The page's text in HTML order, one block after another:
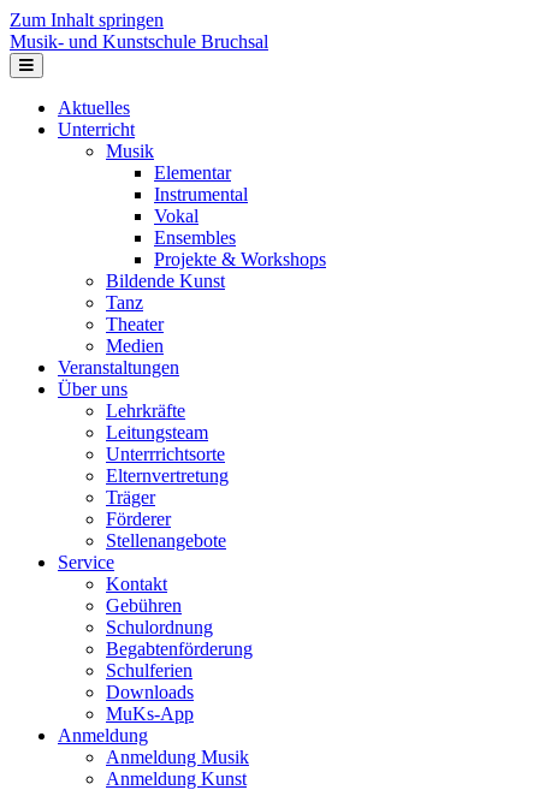
Zum Inhalt springen
Musik- und Kunstschule Bruchsal
Navigation
Aktuelles
Unterricht
Musik
Elementar
Instrumental
Vokal
Ensembles
Projekte & Workshops
Bildende Kunst
Tanz
Theater
Medien
Veranstaltungen
Über uns
Lehrkräfte
Leitungsteam
Unterrrichtsorte
Elternvertretung
Träger
Förderer
Stellenangebote
Service
Kontakt
Gebühren
Schulordnung
Begabtenförderung
Schulferien
Downloads
MuKs-App
Anmeldung
Anmeldung Musik
Anmeldung Kunst